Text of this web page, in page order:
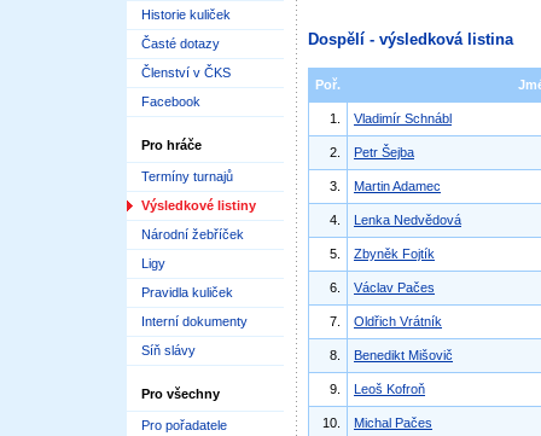
Historie kuliček
Časté dotazy
Členství v ČKS
Facebook
Pro hráče
Termíny turnajů
Výsledkové listiny
Národní žebříček
Ligy
Pravidla kuliček
Interní dokumenty
Síň slávy
Pro všechny
Pro pořadatele
Dospělí - výsledková listina
Poř.
1. Vladimír Schnábl
2. Petr Šejba
3. Martin Adamec
4. Lenka Nedvědová
5. Zbyněk Fojtík
6. Václav Pačes
7. Oldřich Vrátník
8. Benedikt Mišovič
9. Leoš Kofroň
10. Michal Pačes